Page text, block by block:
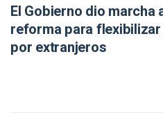
El Gobierno dio marcha
reforma para
por extranjeros